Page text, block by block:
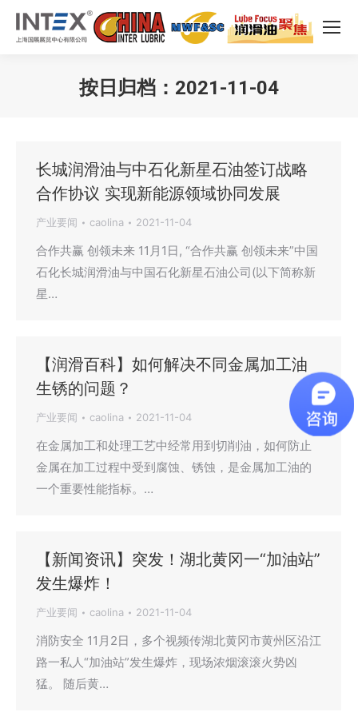
按日归档： 2021-11-04
长城润滑油与中石化新星石油签订战略
合作协议 实现新能源领域协同发展
产业要闻 caolina 2021-11-04
合作共赢 创领未来 11月1日, “合作共赢 创领未来”中国
石化长城润滑油与中国石化新星石油公司(以下简称新
星…
【润滑百科】如何解决不同金属加工油
生锈的问题？
产业要闻 caolina 2021-11-04
在金属加工和处理工艺中经常用到切削油，如何防止
金属在加工过程中受到腐蚀、锈蚀，是金属加工油的
一个重要性能指标。…
【新闻资讯】突发！湖北黄冈一“加油站”
发生爆炸！
产业要闻 caolina 2021-11-04
消防安全 11月2日，多个视频传湖北黄冈市黄州区沿江
路一私人“加油站”发生爆炸，现场浓烟滚滚火势凶
猛。 随后黄…